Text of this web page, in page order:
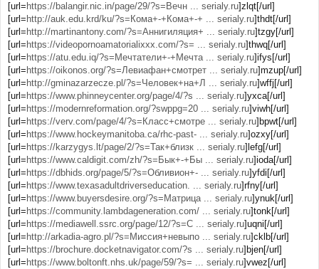
[url= https://balangir.nic.in/page/29/?s=Вечн ... serialy.ru]zlqt[/url]
[url= http://auk.edu.krd/ku/?s=Кома+-+Кома+-+ ... serialy.ru]thdt[/url]
[url= http://martinantony.com/?s=Аннигиляция+ ... serialy.ru]tzgy[/url]
[url= https://videopornoamatorialixxx.com/?s= ... serialy.ru]thwq[/url]
[url= https://atu.edu.iq/?s=Мечтатели+-+Мечта ... serialy.ru]ifys[/url]
[url= https://oikonos.org/?s=Левиафан+смотрет ... serialy.ru]mzup[/url]
[url= http://gminazarzecze.pl/?s=Человек+на+Л ... serialy.ru]wffj[/url]
[url= https://www.phinneycenter.org/page/4/?s ... serialy.ru]yxca[/url]
[url= https://modernreformation.org/?swppg=20 ... serialy.ru]viwh[/url]
[url= https://verv.com/page/4/?s=Класс+смотре ... serialy.ru]bpwt[/url]
[url= https://www.hockeymanitoba.ca/rhc-past- ... serialy.ru]ozxy[/url]
[url= https://karzygys.lt/page/2/?s=Так+близк ... serialy.ru]lefg[/url]
[url= https://www.caldigit.com/zh/?s=Бык+-+Бы ... serialy.ru]ioda[/url]
[url= https://dbhids.org/page/5/?s=Обливион+- ... serialy.ru]yfdi[/url]
[url= https://www.texasadultdriverseducation. ... serialy.ru]rfny[/url]
[url= https://www.buyersdesire.org/?s=Матрица ... serialy.ru]ynuk[/url]
[url= https://community.lambdageneration.com/ ... serialy.ru]tonk[/url]
[url= https://mediawell.ssrc.org/page/12/?s=С ... serialy.ru]uqni[/url]
[url= http://arkadia-agro.pl/?s=Миссия+невыпо ... serialy.ru]cklb[/url]
[url= https://brochure.docketnavigator.com/?s ... serialy.ru]bjen[/url]
[url= https://www.boltonft.nhs.uk/page/59/?s= ... serialy.ru]vwez[/url]